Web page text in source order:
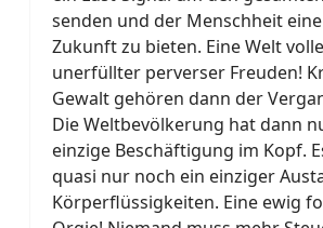
senden und der Menschheit
Zukunft zu bieten. Eine Welt
unerfüllter perverser Freuden!
Gewalt gehören dann der
Die Weltbevölkerung hat dann
einzige Beschäftigung im Kopf.
quasi nur noch ein einziger
Körperflüssigkeiten. Eine ewig